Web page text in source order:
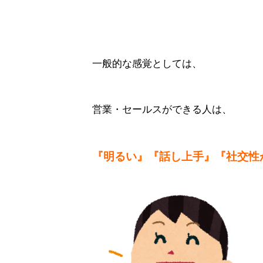
一般的な感覚としては、
営業・セールスができる人は、
『明るい』『話し上手』『社交